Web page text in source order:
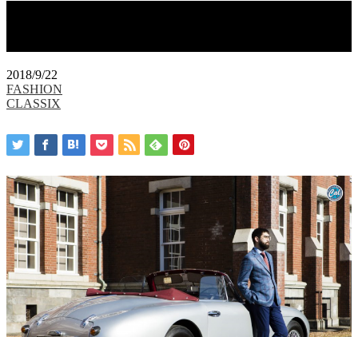
2018/9/22
FASHION
CLASSIX